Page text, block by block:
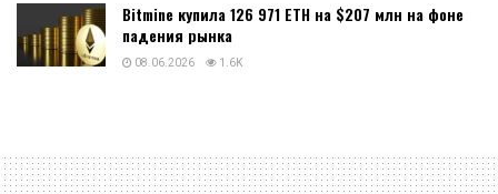
Bitmine купила 126 971 ETH на $207 млн на фоне
падения рынка
08.06.2026 1.6K